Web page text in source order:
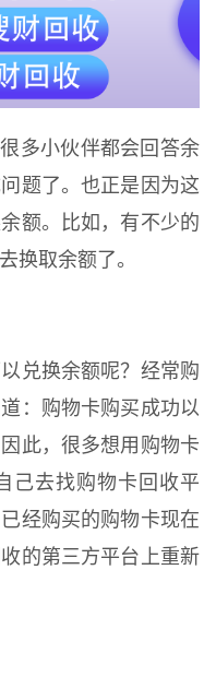
多小伙伴都会回答余
题了。也正是因为这
额。比如，有不少的
换取余额了。
兑换余额呢？经常购
：购物卡购买成功以
此，很多想用购物卡
己去找购物卡回收平
经购买的购物卡现在
的第三方平台上重新